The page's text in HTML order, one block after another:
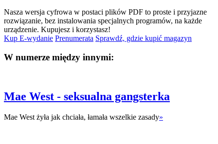
Nasza wersja cyfrowa w postaci plików PDF to proste i przyjazne
rozwiązanie, bez instalowania specjalnych programów, na każde
urządzenie. Kupujesz i korzystasz!
Kup E-wydanie Prenumerata Sprawdź, gdzie kupić magazyn
W numerze między innymi:
Mae West - seksualna gangsterka
Mae West żyła jak chciała, łamała wszelkie zasady»